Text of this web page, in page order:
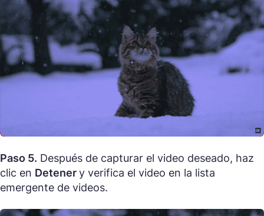
Paso 5. Después de capturar el video deseado, haz
clic en Detenery verifica el video en la lista
emergente de videos.